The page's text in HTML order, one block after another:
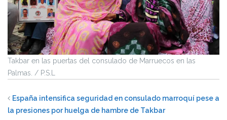
Takbar en las puertas del consulado de Marruecos en las
Palmas. / P.S.L
España intensifica seguridad en consulado marroquí pese a
la presiones por huelga de hambre de Takbar